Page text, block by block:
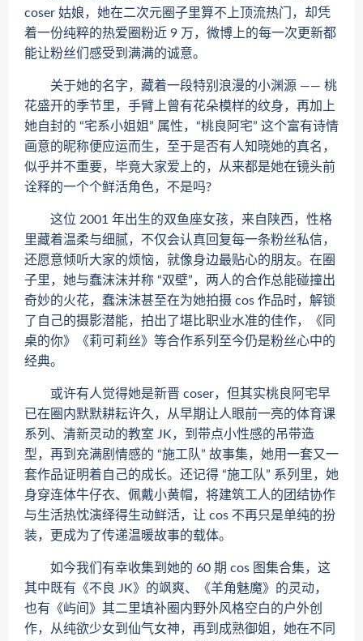
coser 姑娘，她在二次元圈子里算不上顶流热门，却凭
着一份纯粹的热爱圈粉近 9 万，微博上的每一次更新都
能让粉丝们感受到满满的诚意。
关于她的名字，藏着一段特别浪漫的小渊源 —— 桃
花盛开的季节里，手臂上曾有花朵模样的纹身，再加上
她自封的 “宅系小姐姐” 属性，“桃良阿宅” 这个富有诗情
画意的昵称便应运而生，至于是否有人知晓她的真名，
似乎并不重要，毕竟大家爱上的，从来都是她在镜头前
诠释的一个个鲜活角色，不是吗?
这位 2001 年出生的双鱼座女孩，来自陕西，性格
里藏着温柔与细腻，不仅会认真回复每一条粉丝私信，
还愿意倾听大家的烦恼，就像身边最贴心的朋友。在圈
子里，她与蠢沫沫并称 “双壁”，两人的合作总能碰撞出
奇妙的火花，蠢沫沫甚至在为她拍摄 cos 作品时，解锁
了自己的摄影潜能，拍出了堪比职业水准的佳作，《同
桌的你》《莉可莉丝》等合作系列至今仍是粉丝心中的
经典。
或许有人觉得她是新晋 coser，但其实桃良阿宅早
已在圈内默默耕耘许久，从早期让人眼前一亮的体育课
系列、清新灵动的教室 JK，到带点小性感的吊带造
型，再到充满剧情感的 “施工队” 故事集，她用一套又一
套作品证明着自己的成长。还记得 “施工队” 系列里，她
身穿连体牛仔衣、佩戴小黄帽，将建筑工人的团结协作
与生活热忱演绎得生动鲜活，让 cos 不再只是单纯的扮
装，更成为了传递温暖故事的载体。
如今我们有幸收集到她的 60 期 cos 图集合集，这
其中既有《不良 JK》的飒爽、《羊角魅魔》的灵动，
也有《屿间》其二里填补圈内野外风格空白的户外创
作，从纯欲少女到仙气女神，再到成熟御姐，她在不同